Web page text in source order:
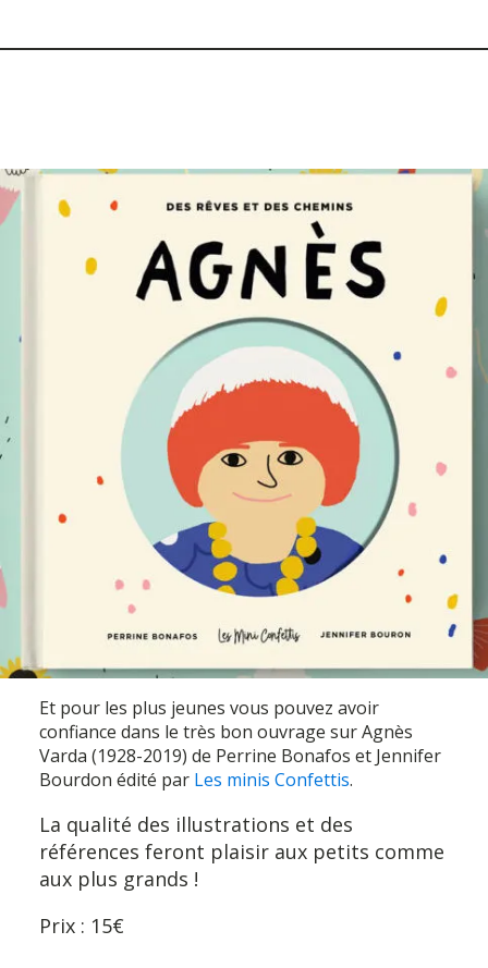
Et pour les plus jeunes vous pouvez avoir
confiance dans le très bon ouvrage sur Agnès
Varda (1928-2019) de Perrine Bonafos et Jennifer
Bourdon édité par Les minis Confettis.
La qualité des illustrations et des
références feront plaisir aux petits comme
aux plus grands !
Prix : 15€